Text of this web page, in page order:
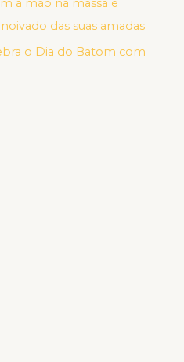
a mão na massa e
das suas amadas
o Dia do Batom com